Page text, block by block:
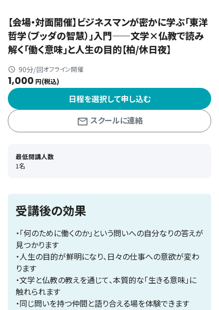
【会場・対面開催】ビジネスマンが密かに学ぶ「東洋
哲学（ブッダの智慧）」入門——文学×仏教で読み
解く「働く意味」と人生の目的【柏/休日夜】
90分/回オフライン開催
1,000 円(税込)
日程を選択して申し込む
スクールに連絡
最低開講人数
1名
受講後の効果
・「何のために働くのか」という問いへの自分なりの答えが
見つかります
・人生の目的が鮮明になり、日々の仕事への意欲が変わ
ります
・文学と仏教の教えを通じて、本質的な「生きる意味」に
触れられます
・同じ問いを持つ仲間と語り合える場を体験できます